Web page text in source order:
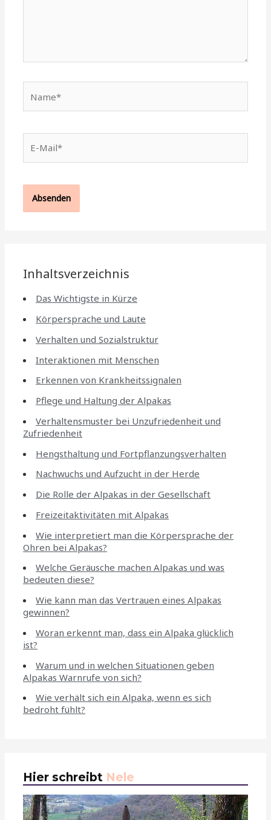
Mail*
Inhaltsverzeichnis
Das Wichtigste in Kürze
Körpersprache und Laute
Verhalten und Sozialstruktur
Interaktionen mit Menschen
Erkennen von Krankheitssignalen
Pflege und Haltung der Alpakas
Verhaltensmuster bei Unzufriedenheit und
Zufriedenheit
Hengsthaltung und Fortpflanzungsverhalten
Nachwuchs und Aufzucht in der Herde
Die Rolle der Alpakas in der Gesellschaft
Freizeitaktivitäten mit Alpakas
Wie interpretiert man die Körpersprache der
Ohren bei Alpakas?
Welche Geräusche machen Alpakas und was
bedeuten diese?
Wie kann man das Vertrauen eines Alpakas
gewinnen?
Woran erkennt man, dass ein Alpaka glücklich
ist?
Warum und in welchen Situationen geben
Alpakas Warnrufe von sich?
Wie verhält sich ein Alpaka, wenn es sich
bedroht fühlt?
Hier schreibt Nele